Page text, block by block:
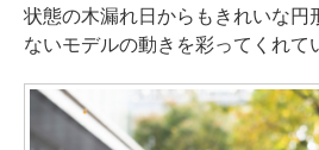
状態の木漏れ日からもきれいな円
ないモデルの動きを彩ってくれて